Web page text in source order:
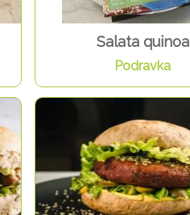
Salata quinoa
Podravka